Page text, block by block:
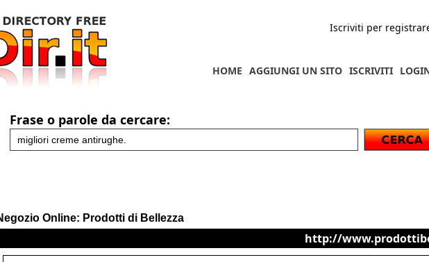
Iscriviti per
ISCRIVITI
AGGIUNGI UN SITO
HOME
Frase o parole da cercare:
Online: Prodotti di Bellezza
http://